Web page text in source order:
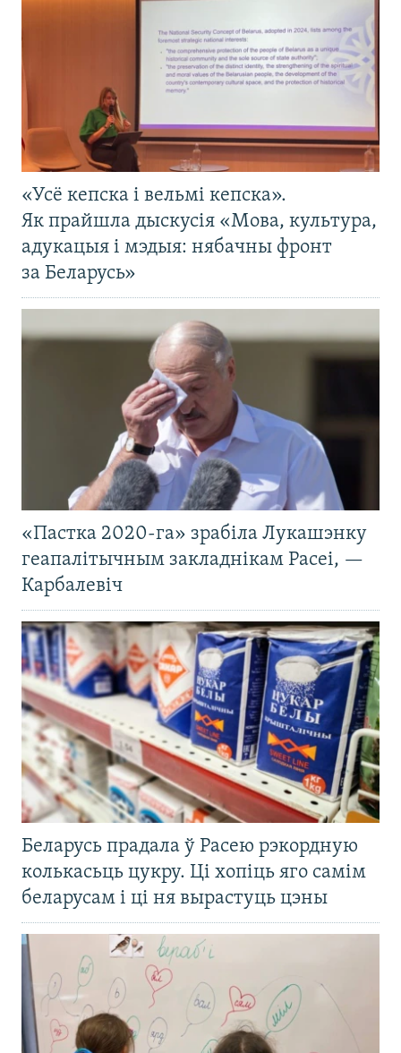
«Усё кепска і вельмі кепска».
Як прайшла дыскусія «Мова, культура,
адукацыя і мэдыя: нябачны фронт
за Беларусь»
«Пастка 2020-га» зрабіла Лукашэнку
геапалітычным закладнікам Расеі, —
Карбалевіч
Беларусь прадала ў Расею рэкордную
колькасьць цукру. Ці хопіць яго самім
беларусам і ці ня вырастуць цэны